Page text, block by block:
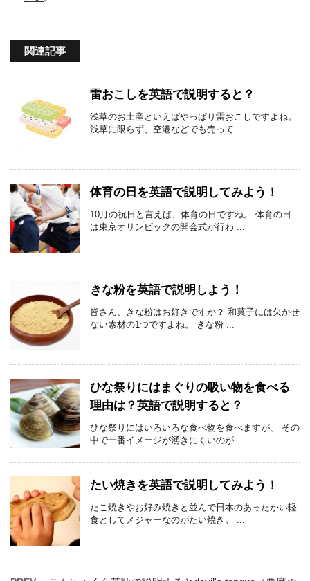
関連記事
雷おこしを英語で説明すると？
浅草のお土産といえばやっぱり雷おこしですよね。
浅草に限らず、空港などでも売って ...
体育の日を英語で説明してみよう！
10月の祝日と言えば、体育の日ですね。 体育の日
は東京オリンピックの開会式が行わ ...
きな粉を英語で説明しよう！
皆さん、きな粉はお好きですか？ 和菓子には欠かせ
ない素材の1つですよね。 きな粉 ...
ひな祭りにはまぐりの吸い物を食べる
理由は？英語で説明すると？
ひな祭りにはいろいろな食べ物を食べますが、 その
中で一番イメージが湧きにくいのが ...
たい焼きを英語で説明してみよう！
たこ焼きやお好み焼きと並んで日本のあったかい軽
食としてメジャーなのがたい焼き。 ...